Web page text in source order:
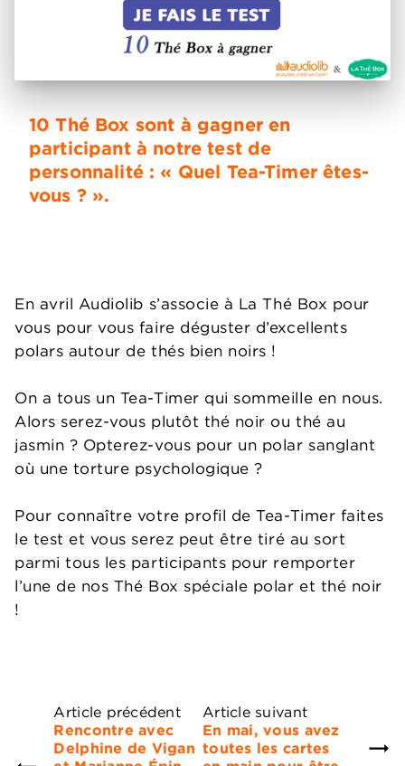
10 Thé Box sont à gagner en
participant à notre test de
personnalité : « Quel Tea-Timer êtes-
vous ? ».
En avril Audiolib s’associe à La Thé Box pour
vous pour vous faire déguster d’excellents
polars autour de thés bien noirs !
On a tous un Tea-Timer qui sommeille en nous.
Alors serez-vous plutôt thé noir ou thé au
jasmin ? Opterez-vous pour un polar sanglant
où une torture psychologique ?
Pour connaître votre profil de Tea-Timer faites
le test et vous serez peut être tiré au sort
parmi tous les participants pour remporter
l’une de nos Thé Box spéciale polar et thé noir
!
Article précédent
Rencontre avec
Delphine de Vigan
Article suivant
En mai, vous avez
toutes les cartes